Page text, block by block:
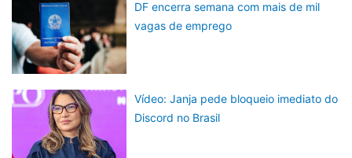
DF encerra semana com mais de mil
vagas de emprego
Vídeo: Janja pede bloqueio imediato do
Discord no Brasil